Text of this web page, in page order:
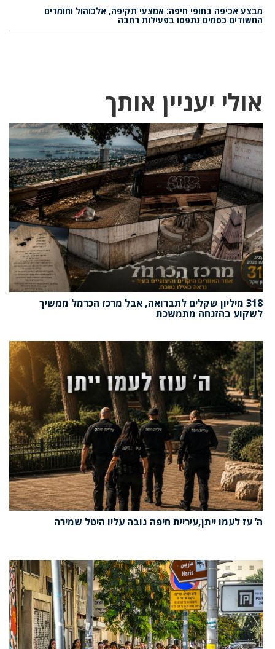
מבצע אכיפה בחופי חיפה: אמצעי תקיפה, אלכוהול וחומרים
החשודים כסמים נתפסו בפעילות רחבה
אולי יעניין אותך
318 מיליון שקלים לתברואה, אבל מרכז הכרמל ממשיך
לשקוע בהזנחה מתמשכת
ה’ עֹז לעמו ייתן,עיריית חיפה גובה עליו היטל שמירה